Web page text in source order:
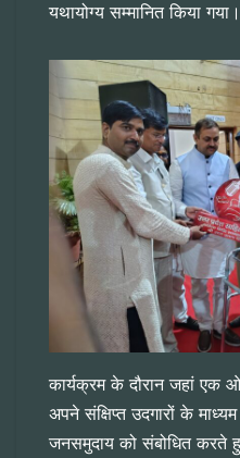
यथायोग्य सम्मानित किया गया।
कार्यक्रम के दौरान जहां एक
अपने संक्षिप्त उदगारों के
जनसमुदाय को संबोधित करते